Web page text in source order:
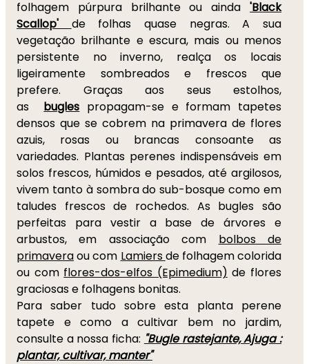
folhagem púrpura brilhante ou ainda 'Black
Scallop' de folhas quase negras. A sua
vegetação brilhante e escura, mais ou menos
persistente no inverno, realça os locais
ligeiramente sombreados e frescos que
prefere. Graças aos seus estolhos,
as bugles propagam-se e formam tapetes
densos que se cobrem na primavera de flores
azuis, rosas ou brancas consoante as
variedades. Plantas perenes indispensáveis em
solos frescos, húmidos e pesados, até argilosos,
vivem tanto à sombra do sub-bosque como em
taludes frescos de rochedos. As bugles são
perfeitas para vestir a base de árvores e
arbustos, em associação com bolbos de
primaveraou com Lamiersde folhagem colorida
ou com flores-dos-elfos (Epimedium) de flores
graciosas e folhagens bonitas.
Para saber tudo sobre esta planta perene
tapete e como a cultivar bem no jardim,
consulte a nossa ficha: "Bugle rastejante, Ajuga :
plantar, cultivar, manter"